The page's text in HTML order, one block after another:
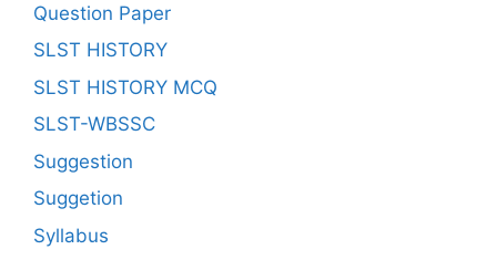
Question Paper
SLST HISTORY
SLST HISTORY MCQ
SLST-WBSSC
Suggestion
Suggetion
Syllabus